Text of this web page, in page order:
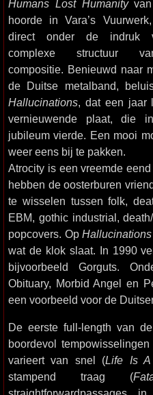
Humans Lost Humanityvan
hoorde in Vara’s
direct onder de indruk
complexe structuur
compositie. Benieuwd naar
de Duitse metalband,
Hallucinations, dat een jaar
vernieuwende plaat, die
jubileum vierde. Een mooi
weer eens bij te pakken.
Atrocity is een vreemde
hebben de oosterburen
te wisselen tussen folk,
EBM, gothic industrial,
popcovers. OpHallucinations
wat de klok slaat. In 1990
bijvoorbeeld Gorguts.
Obituary, Morbid Angel en
een voorbeeld voor de
De eerste full-length van
boordevol
varieert van snel (Life Is
stampend traag (